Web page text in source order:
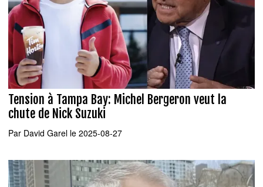
Tension à Tampa Bay: Michel Bergeron veut la
chute de Nick Suzuki
Par David Garel le 2025-08-27